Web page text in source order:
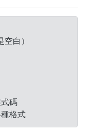
白）
碼
格式